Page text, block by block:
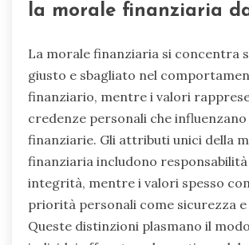
la morale finanziaria
La morale finanziaria si concentra
giusto e sbagliato nel
finanziario, mentre i valori
credenze personali che
finanziarie. Gli attributi unici della
finanziaria includono
integrità, mentre i valori spesso
priorità personali come sicurezza
Queste distinzioni plasmano il